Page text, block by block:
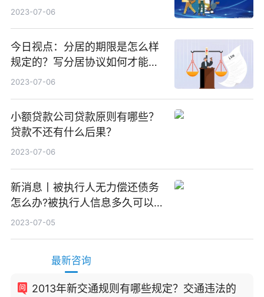
工资？
2023-07-06
今日视点：分居的期限是怎么样
规定的？写分居协议如何才能有
效？
2023-07-06
小额贷款公司贷款原则有哪些？
贷款不还有什么后果？
2023-07-06
新消息丨被执行人无力偿还债务
怎么办?被执行人信息多久可以
消除?
2023-07-05
最新咨询
2013年新交通规则有哪些规定？交通违法的